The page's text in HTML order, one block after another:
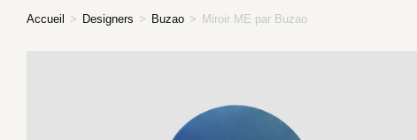
Accueil > Designers > Buzao > Miroir ME par Buzao